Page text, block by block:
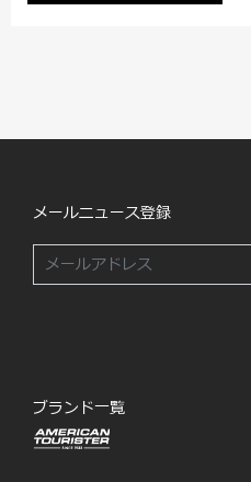
メールニュース登録
ブランド一覧